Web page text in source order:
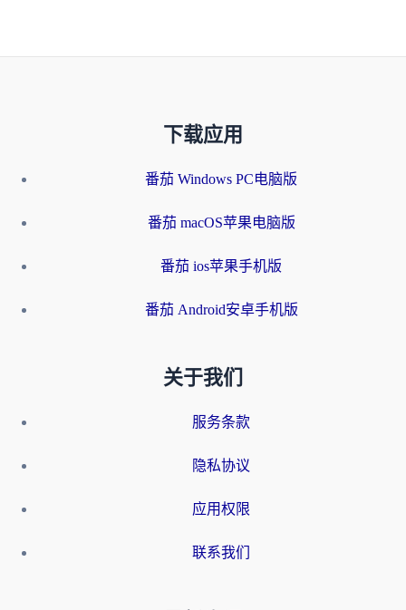
下载应用
番茄 Windows PC电脑版
番茄 macOS苹果电脑版
番茄 ios苹果手机版
番茄 Android安卓手机版
关于我们
服务条款
隐私协议
应用权限
联系我们